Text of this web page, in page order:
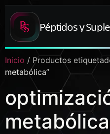
Péptidos y
Inicio / Productos
metabólica”
metabólica